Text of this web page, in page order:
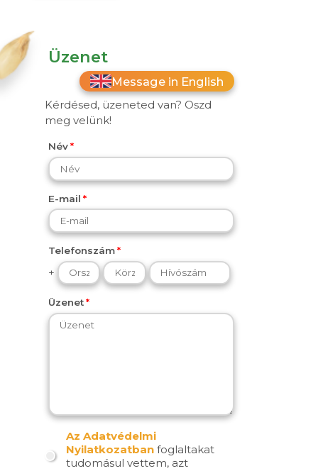
Üzenet
Message in English
Kérdésed, üzeneted van? Oszd
meg velünk!
Név
E-mail
Telefonszám
+
Üzenet
Az Adatvédelmi
Nyilatkozatban foglaltakat
tudomásul vettem, azt